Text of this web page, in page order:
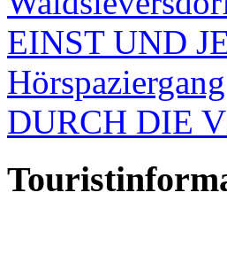
EINST UND
Hörspaziergang
DURCH DIE